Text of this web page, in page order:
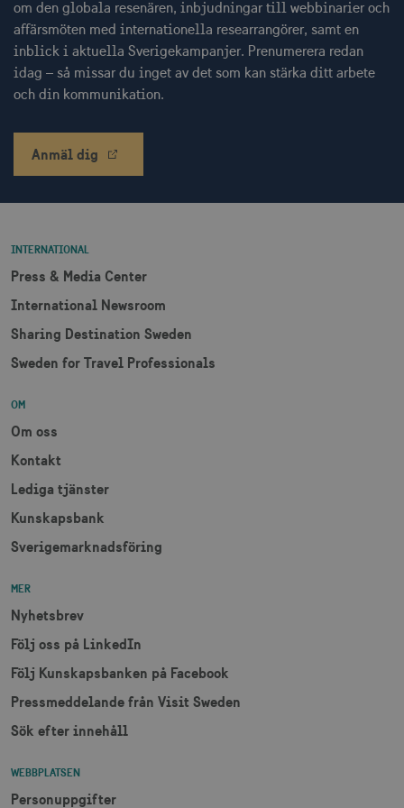
om den globala resenären, inbjudningar till webbinarier och
affärsmöten med internationella researrangörer, samt en
inblick i aktuella Sverigekampanjer. Prenumerera redan
idag – så missar du inget av det som kan stärka ditt arbete
och din kommunikation.
Anmäl dig
INTERNATIONAL
Press & Media Center
International Newsroom
Sharing Destination Sweden
Sweden for Travel Professionals
OM
Om oss
Kontakt
Lediga tjänster
Kunskapsbank
Sverigemarknadsföring
MER
Nyhetsbrev
Följ oss på LinkedIn
Följ Kunskapsbanken på Facebook
Pressmeddelande från Visit Sweden
Sök efter innehåll
WEBBPLATSEN
Personuppgifter
receive-cookie-
deprecation
.doubleclick.net
månader
CookieScript
__cf_bm
li_gc
LinkedIn Corporation
.linkedin.com